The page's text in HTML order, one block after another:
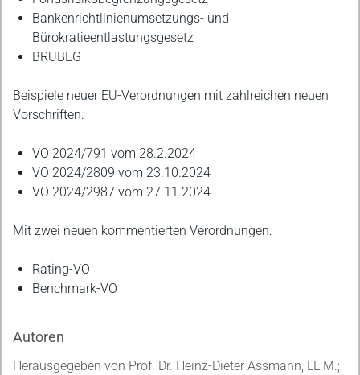
Bankenrichtlinienumsetzungs- und
Bürokratieentlastungsgesetz
BRUBEG
Beispiele neuer EU-Verordnungen mit zahlreichen neuen
Vorschriften:
VO 2024/791 vom 28.2.2024
VO 2024/2809 vom 23.10.2024
VO 2024/2987 vom 27.11.2024
Mit zwei neuen kommentierten Verordnungen:
Rating-VO
Benchmark-VO
Autoren
Herausgegeben von Prof. Dr. Heinz-Dieter Assmann, LL.M.;